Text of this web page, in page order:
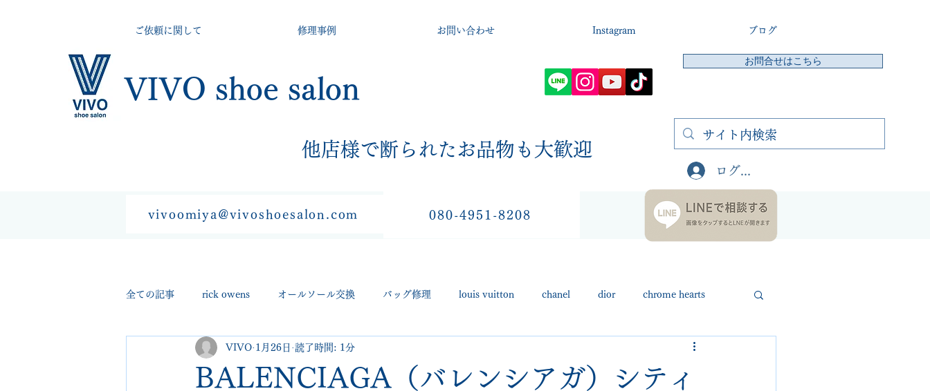
VIVO shoe salon
​他店様で断られたお品物も大歓迎
お問合せはこちら
ログイン
ご依頼に関して 修理事例 お問い合わせ Instagram ブログ
vivoomiya@vivoshoesalon.com 080-4951-8208
全ての記事 rick owens オールソール交換 バッグ修理 louis vuitton chanel dior chrome hearts
george cleverley Christian louboutin
BALENCIAGA（バレンシアガ）シティ
VIVO 1月26日 読了時間: 1分